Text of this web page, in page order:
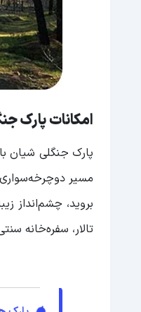
امکانات پارک
پارک جنگلی شیان
مسیر
بروید، چشم‌انداز
تالار، سفره‌خانه